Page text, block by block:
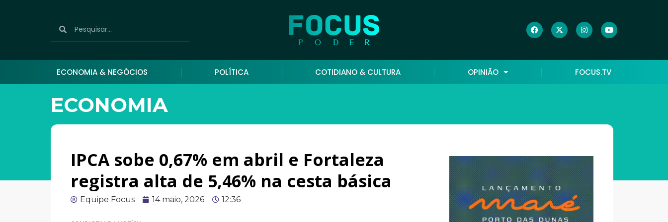
ECONOMIA & NEGÓCIOS POLÍTICA COTIDIANO & CULTURA OPINIÃO FOCUS.TV
ECONOMIA
IPCA sobe 0,67% em abril e Fortaleza
registra alta de 5,46% na cesta básica
Equipe Focus 14 maio, 2026 12:36